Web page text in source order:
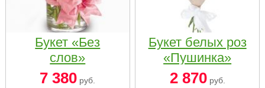
Букет «Без
слов»
7 380 руб.
Букет белых роз
«Пушинка»
2 870руб.